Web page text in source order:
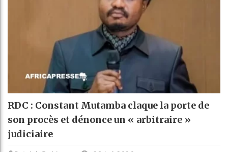
RDC : Constant Mutamba claque la porte de
son procès et dénonce un « arbitraire »
judiciaire